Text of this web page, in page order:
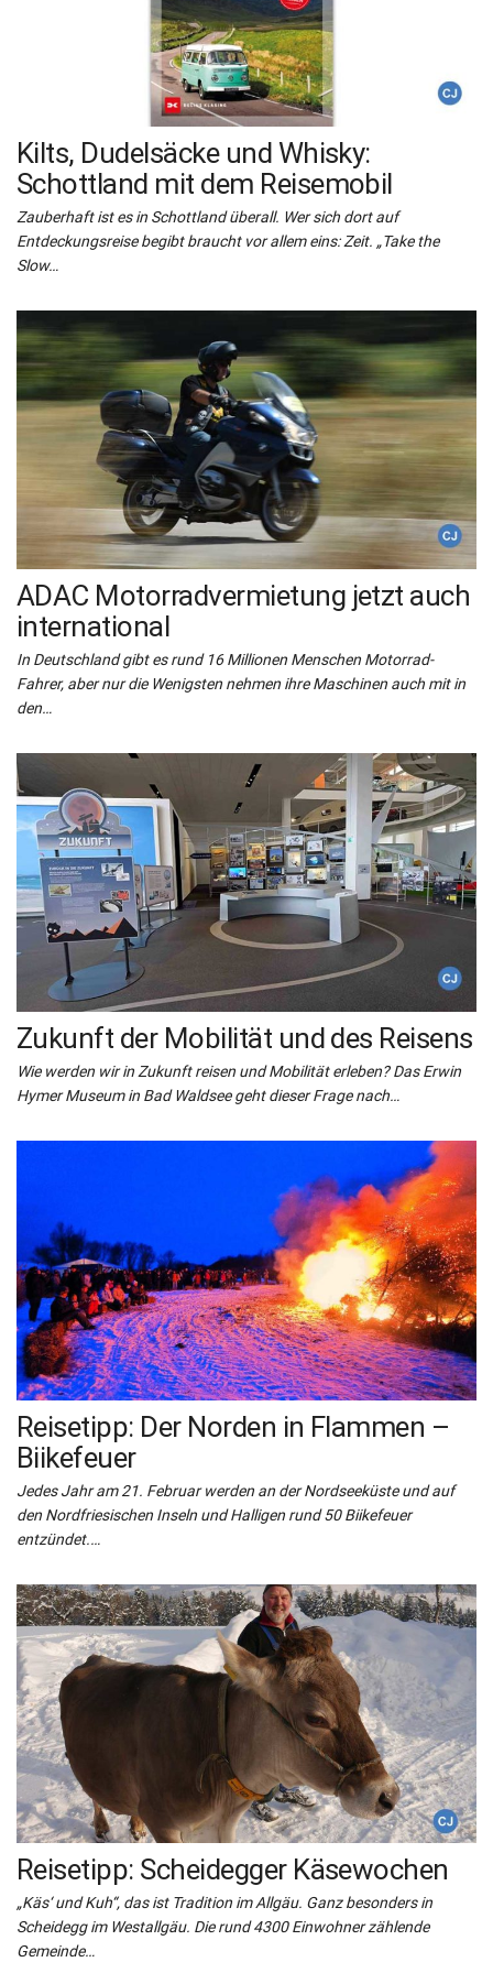
Kilts, Dudelsäcke und Whisky:
Schottland mit dem Reisemobil
Zauberhaft ist es in Schottland überall. Wer sich dort auf
Entdeckungsreise begibt braucht vor allem eins: Zeit. „Take the
Slow…
ADAC Motorradvermietung jetzt auch
international
In Deutschland gibt es rund 16 Millionen Menschen Motorrad-
Fahrer, aber nur die Wenigsten nehmen ihre Maschinen auch mit in
den…
Zukunft der Mobilität und des Reisens
Wie werden wir in Zukunft reisen und Mobilität erleben? Das Erwin
Hymer Museum in Bad Waldsee geht dieser Frage nach…
Reisetipp: Der Norden in Flammen –
Biikefeuer
Jedes Jahr am 21. Februar werden an der Nordseeküste und auf
den Nordfriesischen Inseln und Halligen rund 50 Biikefeuer
entzündet.…
Reisetipp: Scheidegger Käsewochen
„Käs‘ und Kuh“, das ist Tradition im Allgäu. Ganz besonders in
Scheidegg im Westallgäu. Die rund 4300 Einwohner zählende
Gemeinde…